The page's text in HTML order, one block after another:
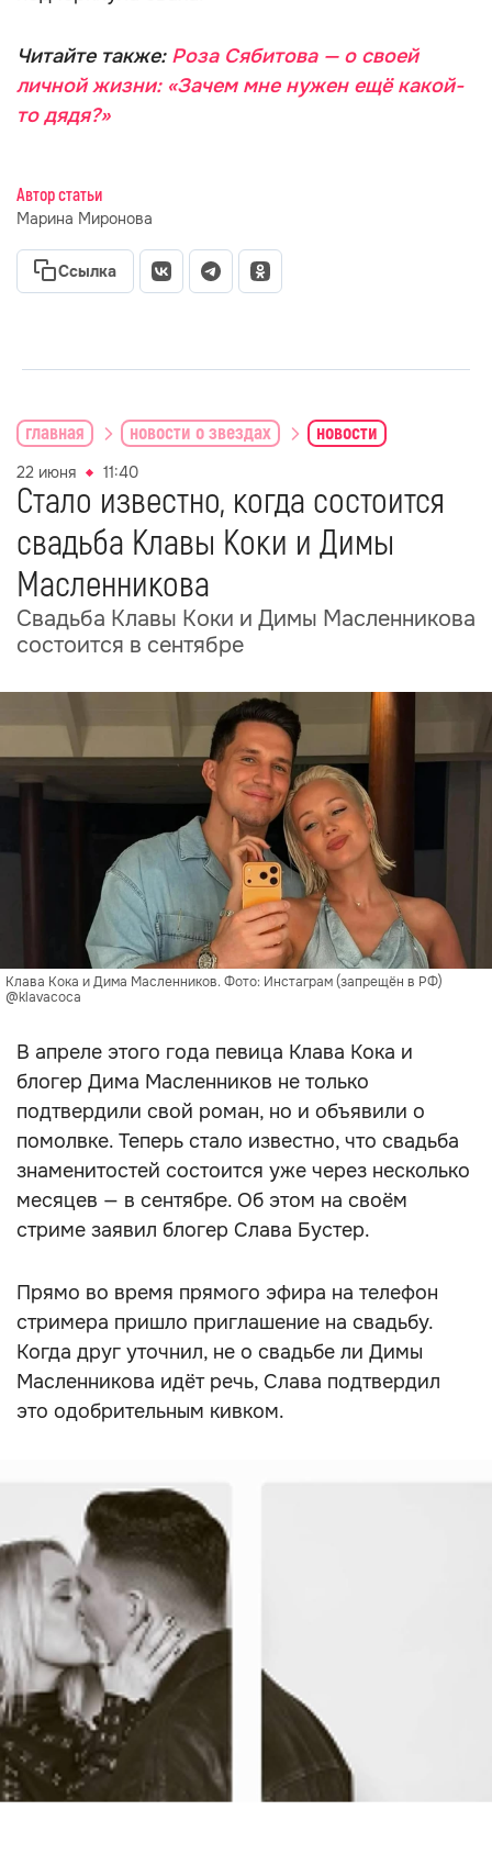
Читайте также: Роза Сябитова — о своей
личной жизни: «Зачем мне нужен ещё какой-
то дядя?»
Автор статьи
Марина Миронова
Ссылка
главная новости о звездах новости
22 июня 11:40
Стало известно, когда состоится
свадьба Клавы Коки и Димы
Масленникова
Свадьба Клавы Коки и Димы Масленникова
состоится в сентябре
Клава Кока и Дима Масленников. Фото: Инстаграм (запрещён в РФ)
@klavacoca
В апреле этого года певица Клава Кока и
блогер Дима Масленников не только
подтвердили свой роман, но и объявили о
помолвке. Теперь стало известно, что свадьба
знаменитостей состоится уже через несколько
месяцев — в сентябре. Об этом на своём
стриме заявил блогер Слава Бустер.
Прямо во время прямого эфира на телефон
стримера пришло приглашение на свадьбу.
Когда друг уточнил, не о свадьбе ли Димы
Масленникова идёт речь, Слава подтвердил
это одобрительным кивком.